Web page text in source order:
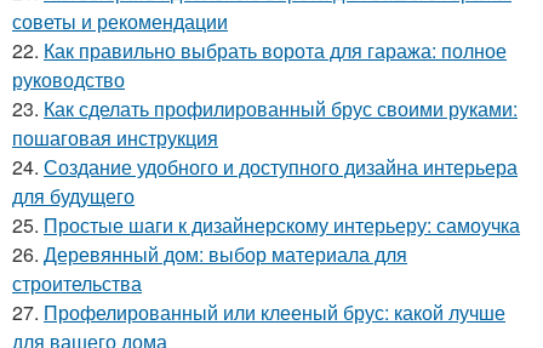
советы и рекомендации
22. Как правильно выбрать ворота для гаража: полное
руководство
23. Как сделать профилированный брус своими руками:
пошаговая инструкция
24. Создание удобного и доступного дизайна интерьера
для будущего
25. Простые шаги к дизайнерскому интерьеру: самоучка
26. Деревянный дом: выбор материала для
строительства
27. Профелированный или клееный брус: какой лучше
для вашего дома